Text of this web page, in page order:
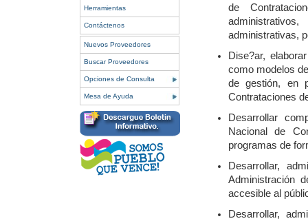
Herramientas
Contáctenos
Nuevos Proveedores
Buscar Proveedores
Opciones de Consulta
Mesa de Ayuda
de
administrativas,
Dise?ar,
como modelos
de gestión, en
Contrataciones
Desarrollar
Nacional de
programas de
Desarrollar,
Administración
accesible al
Desarrollar,